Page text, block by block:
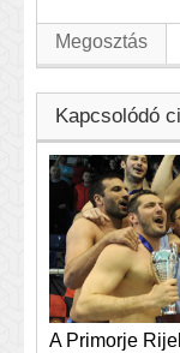
Megosztás
Kapcsolódó
A Primorje